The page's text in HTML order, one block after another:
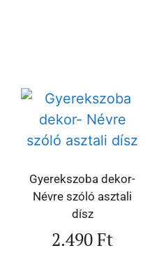
Gyerekszoba dekor-
Névre szóló asztali
dísz
2.490Ft